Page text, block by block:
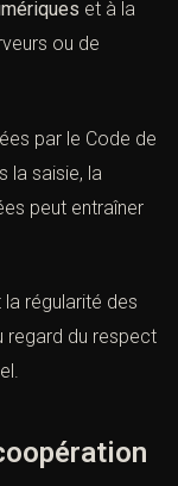
et
et à la
ou de
par le Code
la saisie, la